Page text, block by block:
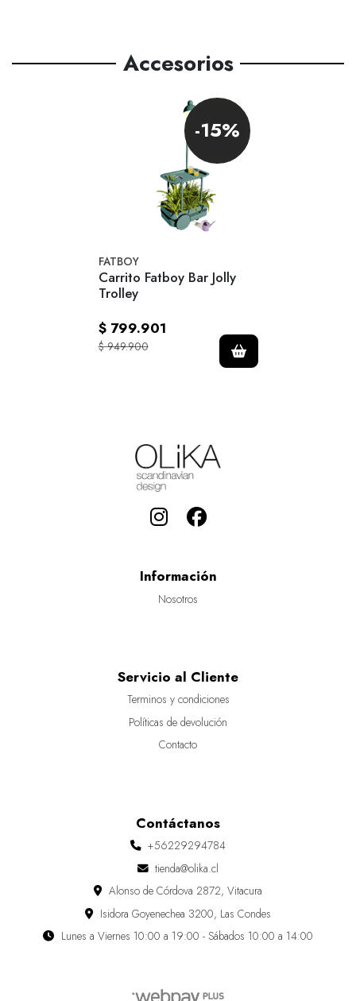
Accesorios
-15%
FATBOY
Carrito Fatboy Bar Jolly
Trolley
$ 799.901
$ 949.900
Información
Nosotros
Servicio al Cliente
Terminos y condiciones
Políticas de devolución
Contacto
Contáctanos
+56229294784
tienda@olika.cl
Alonso de Córdova 2872, Vitacura
Isidora Goyenechea 3200, Las Condes
Lunes a Viernes 10:00 a 19:00 - Sábados 10:00 a 14:00